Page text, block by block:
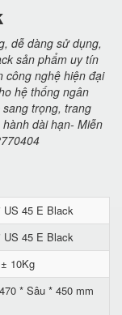
dễ dàng sử dụng,
sản phẩm uy tín
công nghệ hiện đại
hệ thống ngân
trọng, trang
dài hạn- Miễn
US 45 E Black
US 45 E Black
10Kg
* Sâu * 450 mm